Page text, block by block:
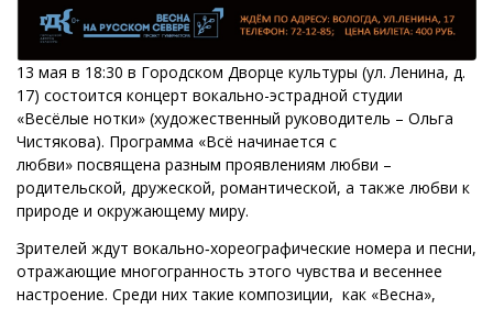
13 мая в 18:30 в Городском Дворце культуры (ул. Ленина, д.
17) состоится концерт вокально-эстрадной студии
«Весёлые нотки» (художественный руководитель – Ольга
Чистякова). Программа «Всё начинается с
любви» посвящена разным проявлениям любви –
родительской, дружеской, романтической, а также любви к
природе и окружающему миру.
Зрителей ждут вокально‑хореографические номера и песни,
отражающие многогранность этого чувства и весеннее
настроение. Среди них такие композиции, как «Весна»,